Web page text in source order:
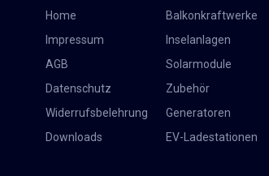
Home
Impressum
AGB
Datenschutz
Widerrufsbelehrung
Downloads
Balkonkraftwerke
Inselanlagen
Solarmodule
Zubehör
Generatoren
EV-Ladestationen